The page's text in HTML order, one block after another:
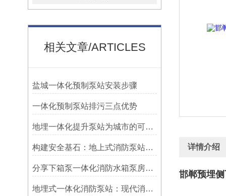
相关文章/ARTICLES
盐城一体化预制泵站安装步骤
一体化预制泵站排污三点优势
地埋一体化提升泵站为城市的可持续发展作出贡献
构建安全基石：地上式消防泵站基础施工方案详解
分享下箱泵一体化消防水箱泵房设计要求
地埋式一体化消防泵站：现代消防设施的创新解决方案
详情介绍
邯郸预埋